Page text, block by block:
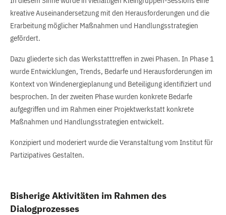
kreative Auseinandersetzung mit den Herausforderungen und die
Erarbeitung möglicher Maßnahmen und Handlungsstrategien
gefördert.
Dazu gliederte sich das Werkstatttreffen in zwei Phasen. In Phase 1
wurde Entwicklungen, Trends, Bedarfe und Herausforderungen im
Kontext von Windenergieplanung und Beteiligung identifiziert und
besprochen. In der zweiten Phase wurden konkrete Bedarfe
aufgegriffen und im Rahmen einer Projektwerkstatt konkrete
Maßnahmen und Handlungsstrategien entwickelt.
Konzipiert und moderiert wurde die Veranstaltung vom Institut für
Partizipatives Gestalten.
Bisherige Aktivitäten im Rahmen des
Dialogprozesses